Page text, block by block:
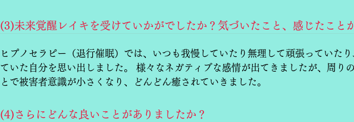
(3)未来覚醒レイキを受けていかがでしたか？気づいたこと、感じたこと
ヒプノセラピー（退行催眠）では、いつも我慢していたり無理して頑張っていた
ていた自分を思い出しました。 様々なネガティブな感情が出てきましたが、周り
とで被害者意識が小さくなり、どんどん癒されていきました。
(4)さらにどんな良いことがありましたか？